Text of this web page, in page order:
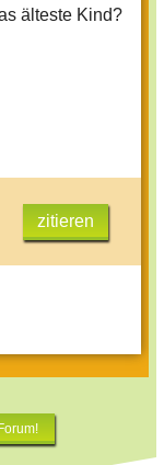
älteste Kind?
zitieren